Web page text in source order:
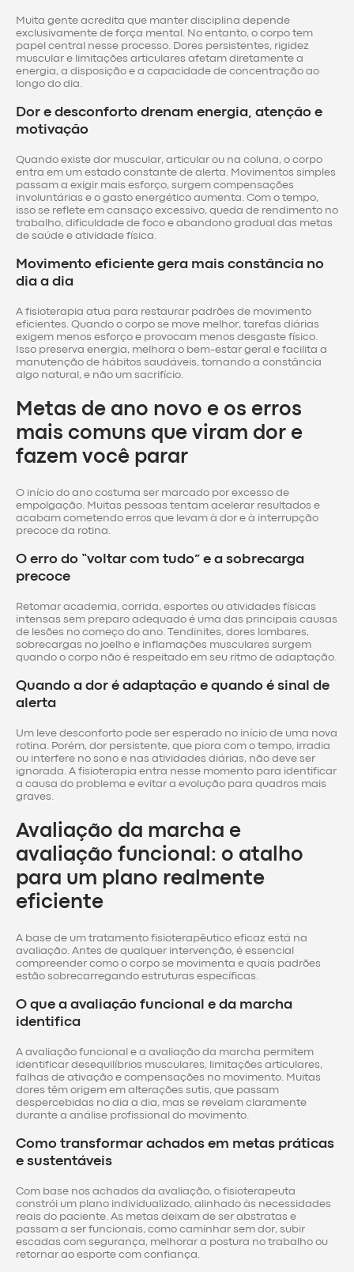
Muita gente acredita que manter disciplina depende
exclusivamente de força mental. No entanto, o corpo tem
papel central nesse processo. Dores persistentes, rigidez
muscular e limitações articulares afetam diretamente a
energia, a disposição e a capacidade de concentração ao
longo do dia.
Dor e desconforto drenam energia, atenção e
motivação
Quando existe dor muscular, articular ou na coluna, o corpo
entra em um estado constante de alerta. Movimentos simples
passam a exigir mais esforço, surgem compensações
involuntárias e o gasto energético aumenta. Com o tempo,
isso se reflete em cansaço excessivo, queda de rendimento no
trabalho, dificuldade de foco e abandono gradual das metas
de saúde e atividade física.
Movimento eficiente gera mais constância no
dia a dia
A fisioterapia atua para restaurar padrões de movimento
eficientes. Quando o corpo se move melhor, tarefas diárias
exigem menos esforço e provocam menos desgaste físico.
Isso preserva energia, melhora o bem-estar geral e facilita a
manutenção de hábitos saudáveis, tornando a constância
algo natural, e não um sacrifício.
Metas de ano novo e os erros
mais comuns que viram dor e
fazem você parar
O início do ano costuma ser marcado por excesso de
empolgação. Muitas pessoas tentam acelerar resultados e
acabam cometendo erros que levam à dor e à interrupção
precoce da rotina.
O erro do “voltar com tudo” e a sobrecarga
precoce
Retomar academia, corrida, esportes ou atividades físicas
intensas sem preparo adequado é uma das principais causas
de lesões no começo do ano. Tendinites, dores lombares,
sobrecargas no joelho e inflamações musculares surgem
quando o corpo não é respeitado em seu ritmo de adaptação.
Quando a dor é adaptação e quando é sinal de
alerta
Um leve desconforto pode ser esperado no início de uma nova
rotina. Porém, dor persistente, que piora com o tempo, irradia
ou interfere no sono e nas atividades diárias, não deve ser
ignorada. A fisioterapia entra nesse momento para identificar
a causa do problema e evitar a evolução para quadros mais
graves.
Avaliação da marcha e
avaliação funcional: o atalho
para um plano realmente
eficiente
A base de um tratamento fisioterapêutico eficaz está na
avaliação. Antes de qualquer intervenção, é essencial
compreender como o corpo se movimenta e quais padrões
estão sobrecarregando estruturas específicas.
O que a avaliação funcional e da marcha
identifica
A avaliação funcional e a avaliação da marcha permitem
identificar desequilíbrios musculares, limitações articulares,
falhas de ativação e compensações no movimento. Muitas
dores têm origem em alterações sutis, que passam
despercebidas no dia a dia, mas se revelam claramente
durante a análise profissional do movimento.
Como transformar achados em metas práticas
e sustentáveis
Com base nos achados da avaliação, o fisioterapeuta
constrói um plano individualizado, alinhado às necessidades
reais do paciente. As metas deixam de ser abstratas e
passam a ser funcionais, como caminhar sem dor, subir
escadas com segurança, melhorar a postura no trabalho ou
retornar ao esporte com confiança.